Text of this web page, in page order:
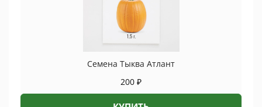
Семена Тыква Атлант
200 ₽